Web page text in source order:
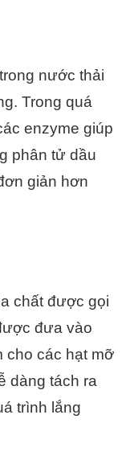
nước thải
Trong quá
enzyme giúp
phân tử dầu
giản hơn
chất được gọi
đưa vào
cho các hạt mỡ
dàng tách ra
trình lắng